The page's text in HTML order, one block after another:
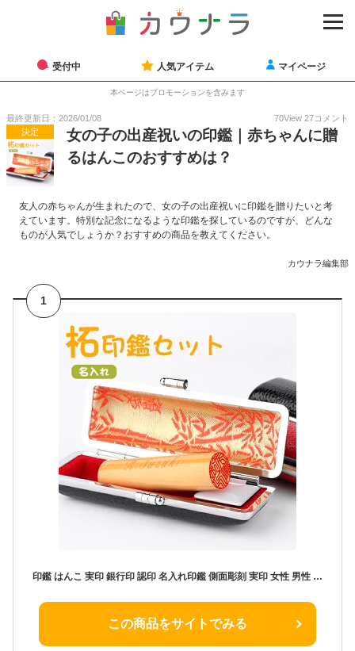
受付中 人気アイテム マイページ
本ページはプロモーションを含みます
最終更新日：2026/01/08 70View 27コメント
決定
女の子の出産祝いの印鑑｜赤ちゃんに贈
るはんこのおすすめは？
友人の赤ちゃんが生まれたので、女の子の出産祝いに印鑑を贈りたいと考
えています。特別な記念になるような印鑑を探しているのですが、どんな
ものが人気でしょうか？おすすめの商品を教えてください。
カウナラ編集部
1
印鑑 はんこ 実印 銀行印 認印 名入れ印鑑 側面彫刻 実印 女性 男性 作成 かわいい 子供 ハンコ おしゃれ 通帳 男の子 女の子 赤ちゃん ベビー 贈り物 プレゼント 出産祝い 入学 卒団 就職 卒業記念 お祝い ギフト 10.5-18.0mm 送料無料★柘 つげケース付き
この商品をサイトでみる